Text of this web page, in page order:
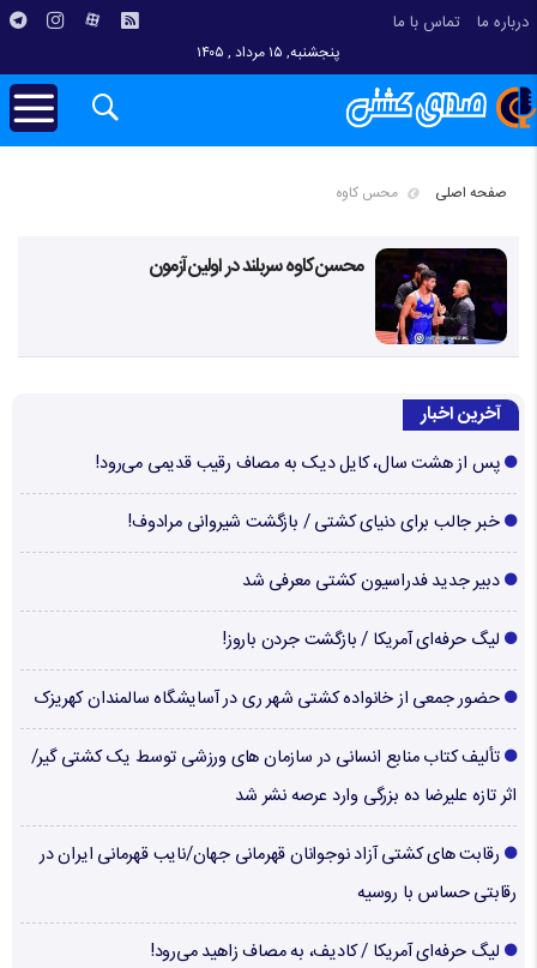
درباره ما تماس با ما
پنجشنبه, ۱۵ مرداد , ۱۴۰۵
صفحه اصلی محس کاوه
محسن کاوه سربلند در اولین آزمون
آخرین اخبار
پس از هشت سال، کایل دیک به مصاف رقیب قدیمی می‌رود!
خبر جالب برای دنیای کشتی / بازگشت شیروانی مرادوف!
دبیر جدید فدراسیون کشتی معرفی شد
لیگ حرفه‌ای آمریکا / بازگشت جردن باروز!
حضور جمعی از خانواده کشتی شهر ری در آسایشگاه سالمندان کهریزک
تألیف کتاب منابع انسانی در سازمان های ورزشی توسط یک کشتی گیر/
اثر تازه علیرضا ده بزرگی وارد عرصه نشر شد
رقابت های کشتی آزاد نوجوانان قهرمانی جهان/نایب قهرمانی ایران در
رقابتی حساس با روسیه
لیگ حرفه‌ای آمریکا / کادیف، به مصاف زاهید می‌رود!